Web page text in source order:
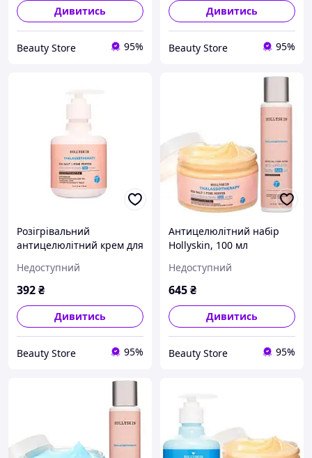
Дивитись
Beauty Store 95%
Дивитись
Beauty Store 95%
Розігрівальний
антицелюлітний крем для
Thalassotherapy, 250 мл
(4823109700512)
Недоступний
392₴
Дивитись
Beauty Store 95%
Антицелюлітний набір
Hollyskin, 100 мл
Недоступний
645₴
Дивитись
Beauty Store 95%